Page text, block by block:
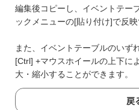
編集後コピーし、イベントテー
ックメニューの[貼り付け]で反映
また、イベントテーブルのいず
[Ctrl] +マウスホイールの上下に
大・縮小することができます。
戻